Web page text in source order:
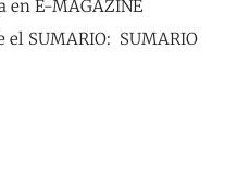
en E-MAGAZINE
el SUMARIO: ​ SUMARIO